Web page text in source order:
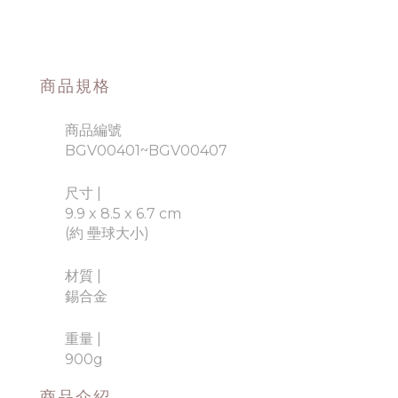
商品規格
商品編號
BGV00401~BGV00407
尺寸 |
9.9 x 8.5 x 6.7 cm
(約 壘球大小)
材質
錫合金
重量
900g